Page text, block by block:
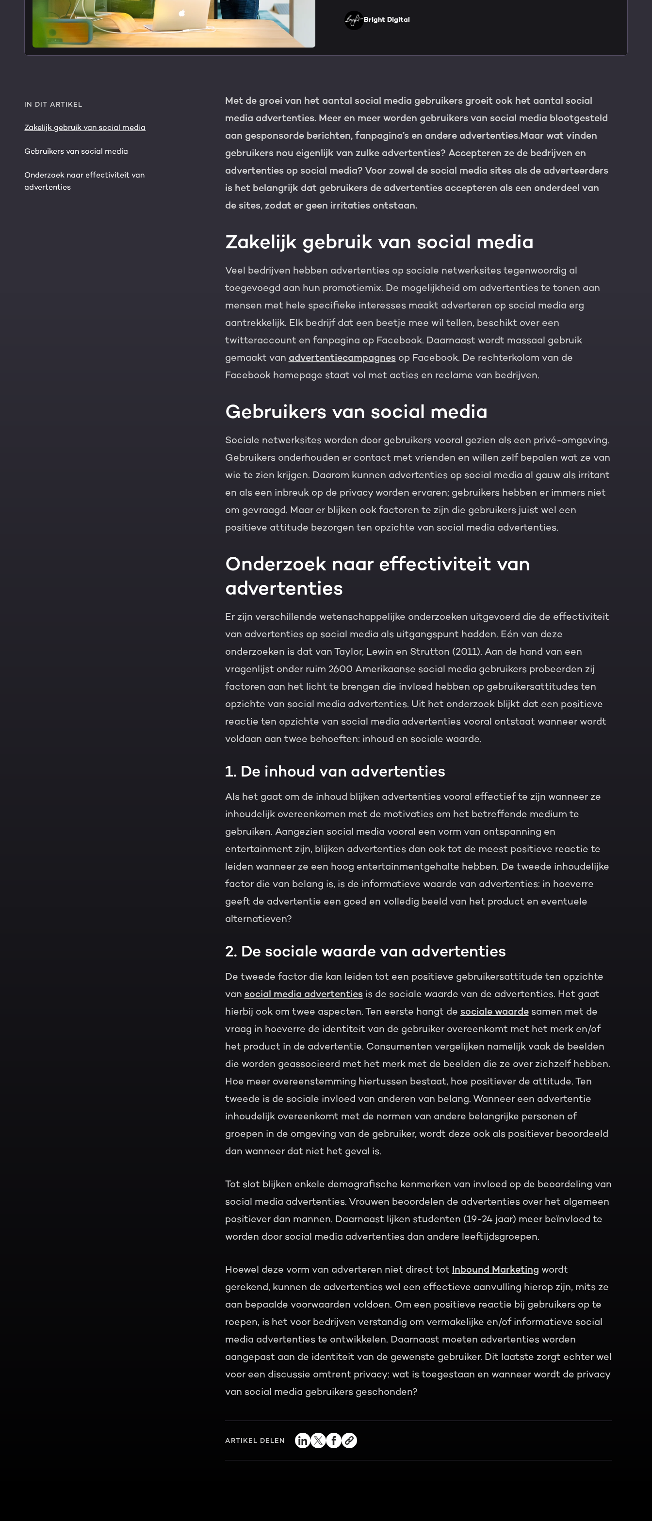
HubSpot maatwerk
Digital marketing
Marketing automation
Content & design
HubSpot websites
Modules & templates
Membership portals
Growth-driven design
Team
HubSpot partner
Awards
Werken bij
Blog
Kennisbank
Haal alles uit je HubSpot licentie
Gratis portal scan
Nederlands Zoek
Bright Digital
IN DIT ARTIKEL
Zakelijk gebruik van social media
Gebruikers van social media
Onderzoek naar effectiviteit van
advertenties
Met de groei van het aantal social media gebruikers groeit ook het aantal social
media advertenties. Meer en meer worden gebruikers van social media blootgesteld
aan gesponsorde berichten, fanpagina’s en andere advertenties.Maar wat vinden
gebruikers nou eigenlijk van zulke advertenties? Accepteren ze de bedrijven en
advertenties op social media? Voor zowel de social media sites als de adverteerders
is het belangrijk dat gebruikers de advertenties accepteren als een onderdeel van
de sites, zodat er geen irritaties ontstaan.
Zakelijk gebruik van social media
Veel bedrijven hebben advertenties op sociale netwerksites tegenwoordig al
toegevoegd aan hun promotiemix. De mogelijkheid om advertenties te tonen aan
mensen met hele specifieke interesses maakt adverteren op social media erg
aantrekkelijk. Elk bedrijf dat een beetje mee wil tellen, beschikt over een
twitteraccount en fanpagina op Facebook. Daarnaast wordt massaal gebruik
gemaakt van advertentiecampagnesop Facebook. De rechterkolom van de
Facebook homepage staat vol met acties en reclame van bedrijven.
Gebruikers van social media
Sociale netwerksites worden door gebruikers vooral gezien als een privé-omgeving.
Gebruikers onderhouden er contact met vrienden en willen zelf bepalen wat ze van
wie te zien krijgen. Daarom kunnen advertenties op social media al gauw als irritant
en als een inbreuk op de privacy worden ervaren; gebruikers hebben er immers niet
om gevraagd. Maar er blijken ook factoren te zijn die gebruikers juist wel een
positieve attitude bezorgen ten opzichte van social media advertenties.
Onderzoek naar effectiviteit van
advertenties
Er zijn verschillende wetenschappelijke onderzoeken uitgevoerd die de effectiviteit
van advertenties op social media als uitgangspunt hadden. Eén van deze
onderzoeken is dat van Taylor, Lewin en Strutton (2011). Aan de hand van een
vragenlijst onder ruim 2600 Amerikaanse social media gebruikers probeerden zij
factoren aan het licht te brengen die invloed hebben op gebruikersattitudes ten
opzichte van social media advertenties. Uit het onderzoek blijkt dat een positieve
reactie ten opzichte van social media advertenties vooral ontstaat wanneer wordt
voldaan aan twee behoeften: inhoud en sociale waarde.
1. De inhoud van advertenties
Als het gaat om de inhoud blijken advertenties vooral effectief te zijn wanneer ze
inhoudelijk overeenkomen met de motivaties om het betreffende medium te
gebruiken. Aangezien social media vooral een vorm van ontspanning en
entertainment zijn, blijken advertenties dan ook tot de meest positieve reactie te
leiden wanneer ze een hoog entertainmentgehalte hebben. De tweede inhoudelijke
factor die van belang is, is de informatieve waarde van advertenties: in hoeverre
geeft de advertentie een goed en volledig beeld van het product en eventuele
alternatieven?
2. De sociale waarde van advertenties
De tweede factor die kan leiden tot een positieve gebruikersattitude ten opzichte
van social media advertentiesis de sociale waarde van de advertenties. Het gaat
hierbij ook om twee aspecten. Ten eerste hangt de sociale waardesamen met de
vraag in hoeverre de identiteit van de gebruiker overeenkomt met het merk en/of
het product in de advertentie. Consumenten vergelijken namelijk vaak de beelden
die worden geassocieerd met het merk met de beelden die ze over zichzelf hebben.
Hoe meer overeenstemming hiertussen bestaat, hoe positiever de attitude. Ten
tweede is de sociale invloed van anderen van belang. Wanneer een advertentie
inhoudelijk overeenkomt met de normen van andere belangrijke personen of
groepen in de omgeving van de gebruiker, wordt deze ook als positiever beoordeeld
dan wanneer dat niet het geval is.
Tot slot blijken enkele demografische kenmerken van invloed op de beoordeling van
social media advertenties. Vrouwen beoordelen de advertenties over het algemeen
positiever dan mannen. Daarnaast lijken studenten (19-24 jaar) meer beïnvloed te
worden door social media advertenties dan andere leeftijdsgroepen.
Hoewel deze vorm van adverteren niet direct tot Inbound Marketing wordt
gerekend, kunnen de advertenties wel een effectieve aanvulling hierop zijn, mits ze
aan bepaalde voorwaarden voldoen. Om een positieve reactie bij gebruikers op te
roepen, is het voor bedrijven verstandig om vermakelijke en/of informatieve social
media advertenties te ontwikkelen. Daarnaast moeten advertenties worden
aangepast aan de identiteit van de gewenste gebruiker. Dit laatste zorgt echter wel
voor een discussie omtrent privacy: wat is toegestaan en wanneer wordt de privacy
van social media gebruikers geschonden?
ARTIKEL DELEN